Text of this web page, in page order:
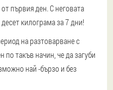
първия ден. С неговата
килограма за 7 дни!
на разтоварване с
такъв начин, че да загуби
най -бързо и без